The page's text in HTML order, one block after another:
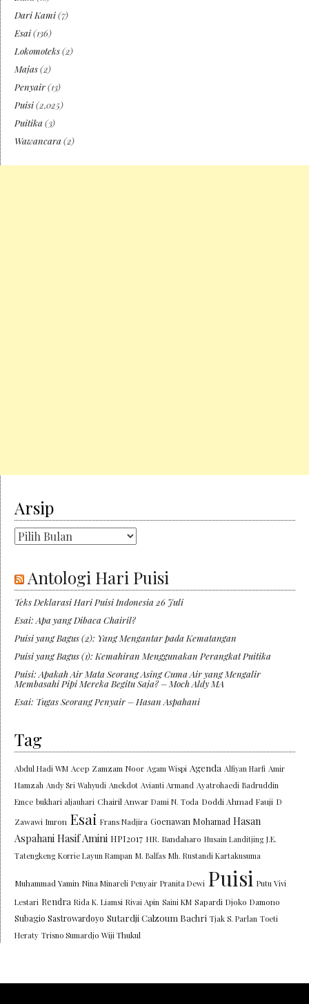
Dari Kami(7)
Esai(136)
Lokomoteks(2)
Majas(2)
Penyair(13)
Puisi(2,025)
Puitika (3)
Wawancara (2)
Arsip
Arsip
Antologi Hari Puisi
Teks Deklarasi Hari Puisi Indonesia 26 Juli
Esai: Apa yang Dibaca Chairil?
Puisi yang Bagus (2): Yang Mengantar pada Kematangan
Puisi yang Bagus (1): Kemahiran Menggunakan Perangkat Puitika
Puisi: Apakah Air Mata Seorang Asing Cuma Air yang Mengalir
Membasahi Pipi Mereka Begitu Saja? – Moch Aldy MA
Esai: Tugas Seorang Penyair – Hasan Aspahani
Tag
Abdul Hadi WM Acep Zamzam Noor Agam Wispi Agenda Alfiyan Harfi Amir
Hamzah Andy Sri Wahyudi Anekdot Avianti Armand Ayatrohaedi Badruddin
Emce bukhari aljauhari Chairil Anwar Dami N. Toda Doddi Ahmad Fauji D
Zawawi Imron Esai Frans Nadjira Goenawan Mohamad Hasan
Aspahani Hasif Amini HPI2017 HR. Bandaharo Husain Landitjing J.E.
Tatengkeng Korrie Layun Rampan M. Balfas Mh. Rustandi Kartakusuma
Muhammad Yamin Nina Minareli Penyair Pranita Dewi Puisi Putu Vivi
Lestari Rendra Rida K. Liamsi Rivai Apin Saini KM Sapardi Djoko Damono
Subagio Sastrowardoyo Sutardji Calzoum Bachri Tjak S. Parlan Toeti
Heraty Trisno Sumardjo Wiji Thukul